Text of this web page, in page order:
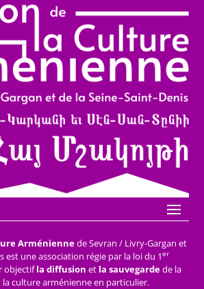
Arméniennede Sevran / Livry-Gargan et
est une association régie par la loi du 1er
objectifla diffusion et la sauvegardede la
culture arménienne en particulier.